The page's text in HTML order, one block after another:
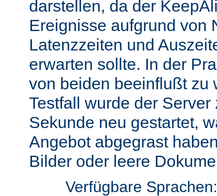
darstellen, da der
Ereignisse aufgrund von
Latenzzeiten und
erwarten sollte. In der
von beiden beeinflußt zu
Testfall wurde der
Sekunde neu gestartet,
Angebot abgegrast
Bilder oder leere
Verfügbare